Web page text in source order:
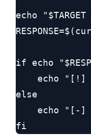
echo
if echo
echo "[!]
else
echo "[-]